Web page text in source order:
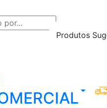
Produtos